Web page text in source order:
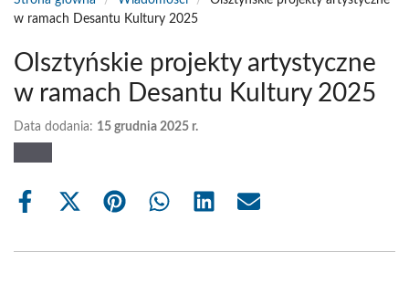
w ramach Desantu Kultury 2025
Olsztyńskie projekty artystyczne
w ramach Desantu Kultury 2025
Data dodania: 15 grudnia 2025 r.
Share
Share
(Twitter)
Share Share Share Share